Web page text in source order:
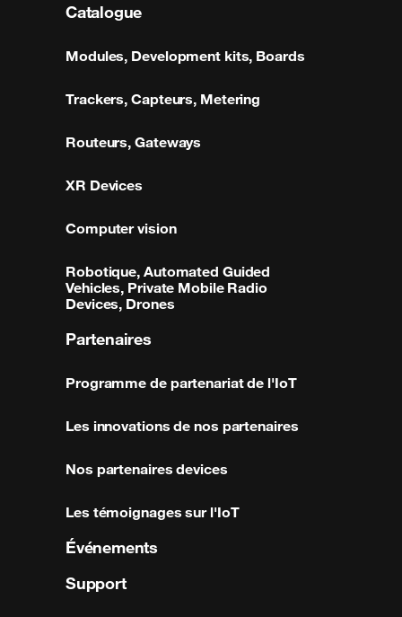
Catalogue
Modules, Development kits, Boards
Trackers, Capteurs, Metering
Routeurs, Gateways
XR Devices
Computer vision
Robotique, Automated Guided
Vehicles, Private Mobile Radio
Devices, Drones
Partenaires
Programme de partenariat de l'IoT
Les innovations de nos partenaires
Nos partenaires devices
Les témoignages sur l'IoT
Événements
Support